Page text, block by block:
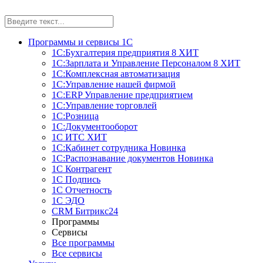
Программы и сервисы 1С
1С:Бухгалтерия предприятия 8 ХИТ
1С:Зарплата и Управление Персоналом 8 ХИТ
1С:Комплексная автоматизация
1С:Управление нашей фирмой
1С:ERP Управление предприятием
1С:Управление торговлей
1С:Розница
1С:Документооборот
1С ИТС ХИТ
1С:Кабинет сотрудника Новинка
1С:Распознавание документов Новинка
1С Контрагент
1С Подпись
1С Отчетность
1С ЭДО
CRM Битрикс24
Программы
Сервисы
Все программы
Все сервисы